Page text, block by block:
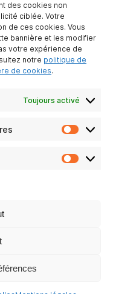
des cookies non
ciblée. Votre
de ces cookies. Vous
bannière et les modifier
votre expérience de
notre politique de
de cookies.
Toujours activé
et
?